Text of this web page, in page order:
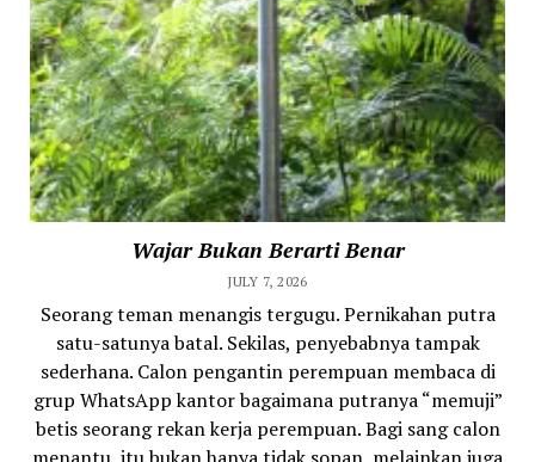
Wajar Bukan Berarti Benar
JULY 7, 2026
Seorang teman menangis tergugu. Pernikahan putra
satu-satunya batal. Sekilas, penyebabnya tampak
sederhana. Calon pengantin perempuan membaca di
grup WhatsApp kantor bagaimana putranya “memuji”
betis seorang rekan kerja perempuan. Bagi sang calon